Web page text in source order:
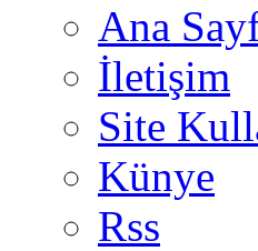
Ana
İletişim
Site
Künye
Rss